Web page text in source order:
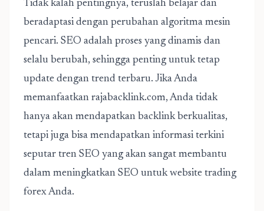
Tidak kalah pentingnya, teruslah belajar dan
beradaptasi dengan perubahan algoritma mesin
pencari. SEO adalah proses yang dinamis dan
selalu berubah, sehingga penting untuk tetap
update dengan trend terbaru. Jika Anda
memanfaatkan rajabacklink.com, Anda tidak
hanya akan mendapatkan backlink berkualitas,
tetapi juga bisa mendapatkan informasi terkini
seputar tren SEO yang akan sangat membantu
dalam meningkatkan SEO untuk website trading
forex Anda.